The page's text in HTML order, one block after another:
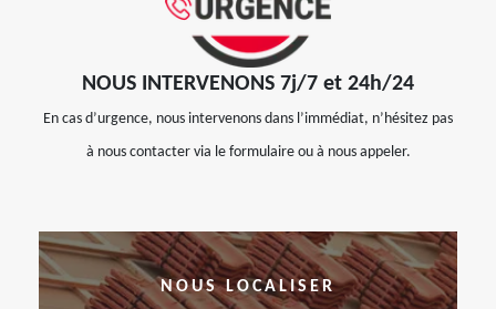
NOUS INTERVENONS 7j/7 et 24h/24
En cas d’urgence, nous intervenons dans l’immédiat, n’hésitez pas
à nous contacter via le formulaire ou à nous appeler.
NOUS LOCALISER